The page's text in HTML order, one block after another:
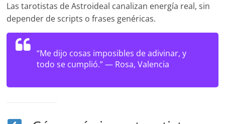
Las tarotistas de Astroideal canalizan energía real, sin
depender de scripts o frases genéricas.
“Me dijo cosas imposibles de adivinar, y
todo se cumplió.” — Rosa, Valencia